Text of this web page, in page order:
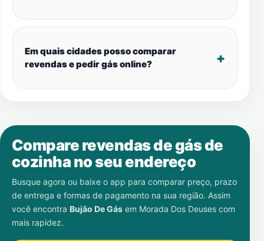
Em quais cidades posso comparar
revendas e pedir gás online?
Compare revendas de gás de
cozinha no seu endereço
Busque agora ou baixe o app para comparar preço, prazo
de entrega e formas de pagamento na sua região. Assim
você encontra Bujão De Gás em Morada Dos Deuses com
mais rapidez.